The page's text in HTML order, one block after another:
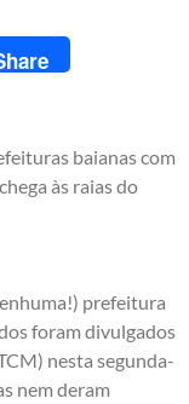
baianas com
às raias do
prefeitura
foram divulgados
nesta segunda-
nem deram